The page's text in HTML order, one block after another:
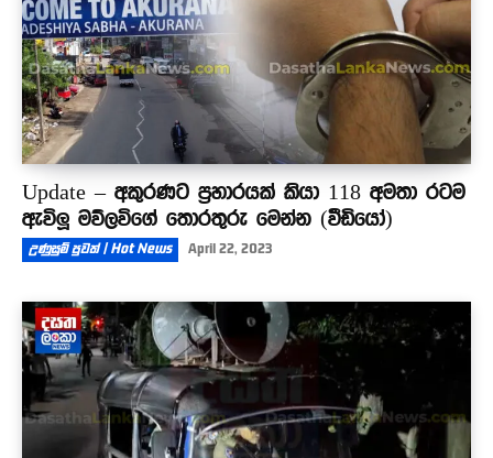
Update – අකුරණට ප්‍රහාරයක් කියා 118 අමතා රටම
ඇවිලූ මව්ලවිගේ තොරතුරු මෙන්න (වීඩියෝ)
උණුසුම් පුවත් | Hot News April 22, 2023